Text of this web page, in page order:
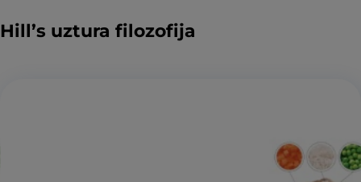
Hill’s uztura filozofija